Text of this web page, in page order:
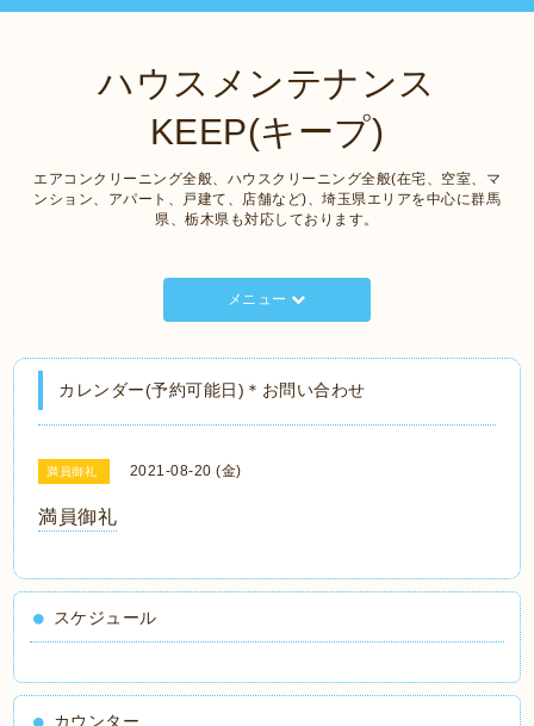
ハウスメンテナンス
KEEP(キープ)
エアコンクリーニング全般、ハウスクリーニング全般(在宅、空室、マ
ンション、アパート、戸建て、店舗など)、埼玉県エリアを中心に群馬
県、栃木県も対応しております。
メニュー
カレンダー(予約可能日)＊お問い合わせ
満員御礼 2021-08-20 (金)
満員御礼
スケジュール
カウンター